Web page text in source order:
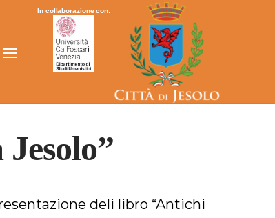
In collaborazione con:
deli libro “Antichi